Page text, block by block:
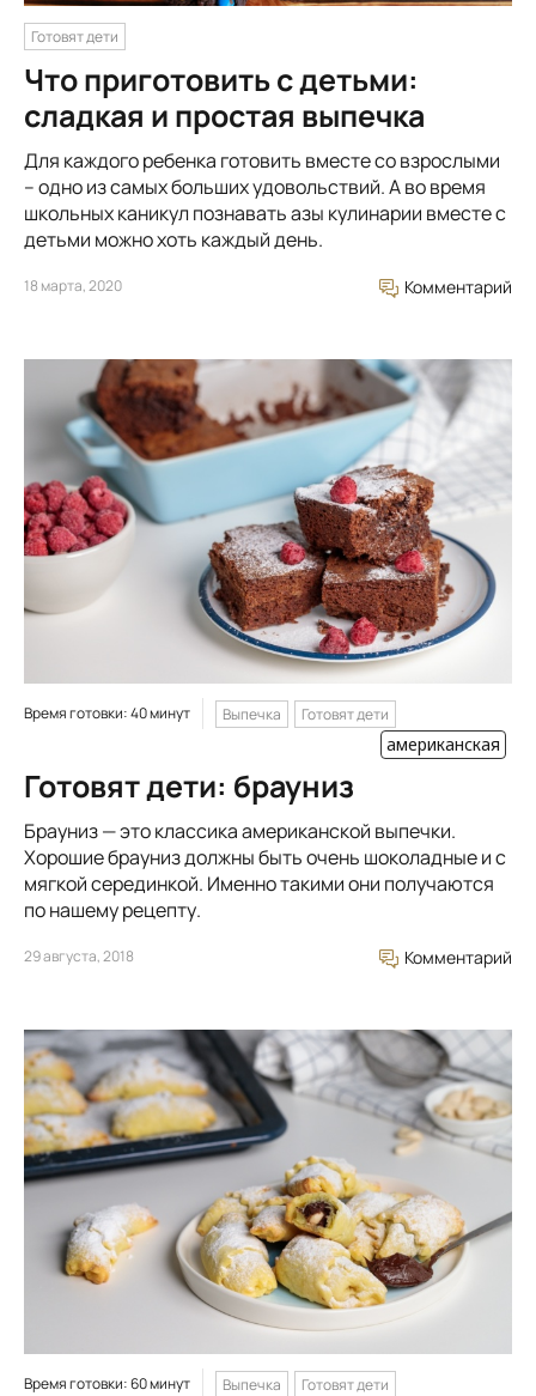
Готовят дети
Что приготовить с детьми:
сладкая и простая выпечка
Для каждого ребенка готовить вместе со взрослыми
– одно из самых больших удовольствий. А во время
школьных каникул познавать азы кулинарии вместе с
детьми можно хоть каждый день.
18 марта, 2020 Комментарий
Время готовки: 40 минут Выпечка Готовят дети
американская
Готовят дети: брауниз
Брауниз — это классика американской выпечки.
Хорошие брауниз должны быть очень шоколадные и с
мягкой серединкой. Именно такими они получаются
по нашему рецепту.
29 августа, 2018 Комментарий
Время готовки: 60 минут Выпечка Готовят дети